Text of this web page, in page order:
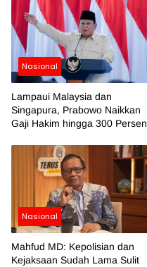
Nasional
Lampaui Malaysia dan
Singapura, Prabowo Naikkan
Gaji Hakim hingga 300 Persen
Nasional
Mahfud MD: Kepolisian dan
Kejaksaan Sudah Lama Sulit